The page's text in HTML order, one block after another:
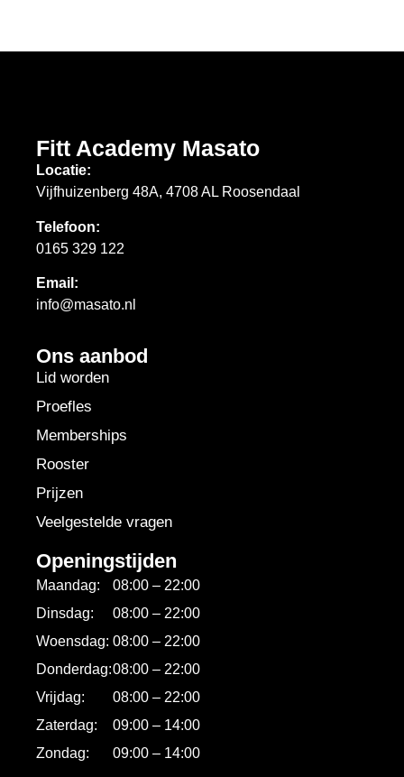
Fitt Academy Masato
Locatie:
Vijfhuizenberg 48A, 4708 AL Roosendaal
Telefoon:
0165 329 122
Email:
info@masato.nl
Ons aanbod
Lid worden
Proefles
Memberships
Rooster
Prijzen
Veelgestelde vragen
Openingstijden
Maandag:
Dinsdag:
Woensdag:
Donderdag:
Vrijdag:
Zaterdag:
Zondag:
08:00 – 22:00
08:00 – 22:00
08:00 – 22:00
08:00 – 22:00
08:00 – 22:00
09:00 – 14:00
09:00 – 14:00